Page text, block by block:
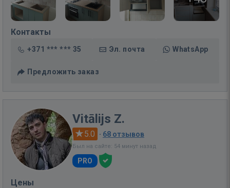
Контакты
+371 *** *** 35 Эл. почта WhatsApp
Предложить заказ
Vitālijs Z.
5.0 · 68 отзывов
Был на сайте: 54 минут назад
PRO
Цены